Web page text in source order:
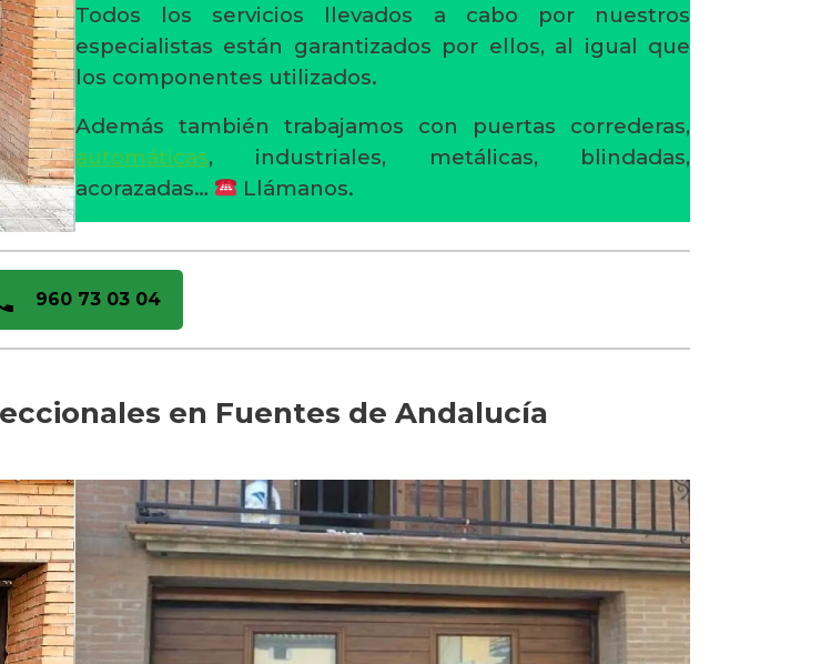
Todos los servicios llevados a cabo por nuestros
especialistas están garantizados por ellos, al igual que
los componentes utilizados.
Además también trabajamos con puertas correderas,
automáticas, industriales, metálicas, blindadas,
acorazadas…
Llámanos.
960 73 03 04
en Fuentes de Andalucía